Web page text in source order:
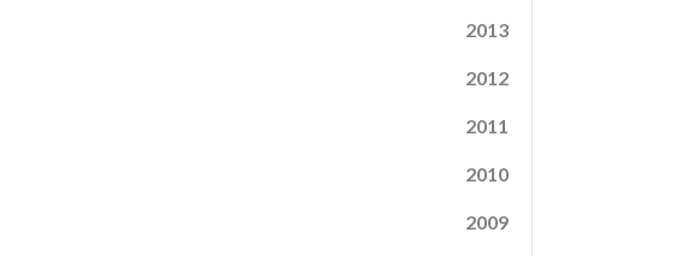
2013
2012
2011
2010
2009